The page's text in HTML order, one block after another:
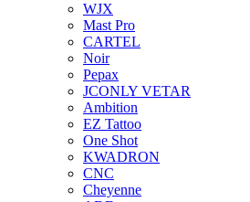
WJX
Mast Pro
CARTEL
Noir
Pepax
JCONLY VETAR
Ambition
EZ Tattoo
One Shot
KWADRON
CNC
Cheyenne